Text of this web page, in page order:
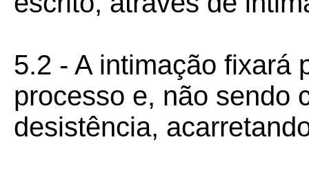
5.2 - A intimação fixará
processo e, não sendo
desistência,